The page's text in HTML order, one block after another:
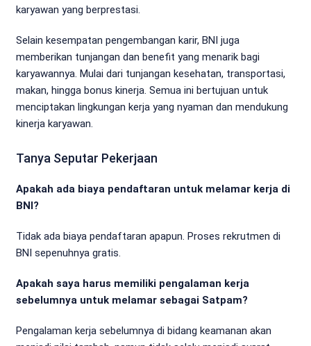
karyawan yang berprestasi.
Selain kesempatan pengembangan karir, BNI juga
memberikan tunjangan dan benefit yang menarik bagi
karyawannya. Mulai dari tunjangan kesehatan, transportasi,
makan, hingga bonus kinerja. Semua ini bertujuan untuk
menciptakan lingkungan kerja yang nyaman dan mendukung
kinerja karyawan.
Tanya Seputar Pekerjaan
Apakah ada biaya pendaftaran untuk melamar kerja di
BNI?
Tidak ada biaya pendaftaran apapun. Proses rekrutmen di
BNI sepenuhnya gratis.
Apakah saya harus memiliki pengalaman kerja
sebelumnya untuk melamar sebagai Satpam?
Pengalaman kerja sebelumnya di bidang keamanan akan